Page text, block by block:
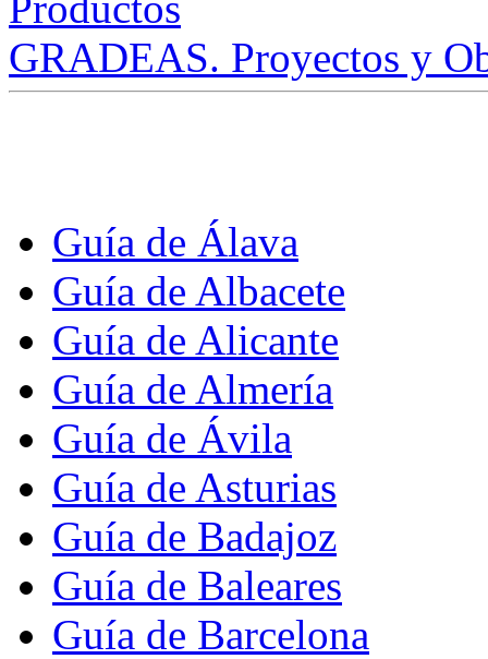
GRADEAS. Proyectos y
Guía de Álava
Guía de Albacete
Guía de Alicante
Guía de Almería
Guía de Ávila
Guía de Asturias
Guía de Badajoz
Guía de Baleares
Guía de Barcelona